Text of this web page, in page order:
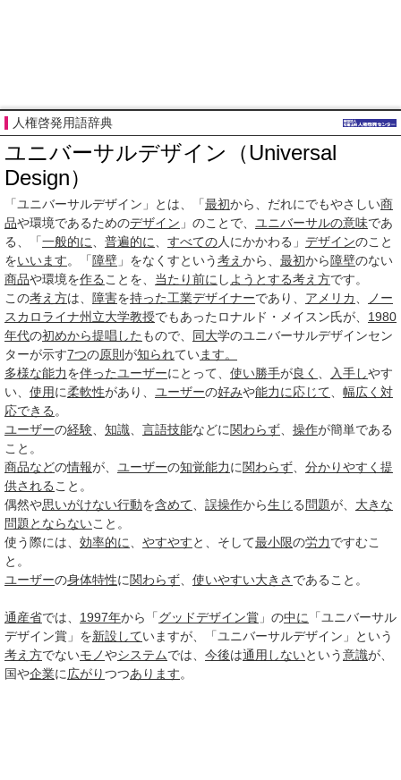
人権啓発用語辞典
ユニバーサルデザイン（Universal
Design）
「ユニバーサルデザイン」とは、「最初から、だれにでもやさしい商
品や環境であるためのデザイン 」のことで、 ユニバーサルの意味であ
る、「一般的に 普遍的に すべての人にかかわる」 デザインのこと
をいいます。「障壁 」をなくすという考え から、 最初から障壁のない
商品や環境を作る ことを、 当たり前に し ようとする考え方です。
この考え方は、 障害を持った工業デザイナーであり、 アメリカ
ノー
スカロライナ州立大学教授でもあったロナルド・メイスン氏が、 1980
年代の初めから提唱した もので、 同大学のユニバーサルデザインセン
ターが示す7つの原則 が知られています。
多様な能力を伴ったユーザーにとって、 使い勝手が良く 入手しやす
い、 使用に柔軟性があり、 ユーザーの好みや能力に応じて 幅広く 対
応できる 。
ユーザーの経験 知識 言語技能などに関わらず 操作が簡単である
こと。
商品などの情報が、 ユーザーの知覚能力に関わらず 分かりやすく 提
供される こと。
偶然や思いがけない行動を含めて 誤操作から生じる 問題が、 大きな
問題とならないこと。
使う際には、 効率的に やすやすと、そして最小限の労力ですむこ
と。
ユーザーの身体特性に関わらず 使いやすい大きさ であること。
通産省では、 1997年から「グッドデザイン賞 」の中に
「ユニバーサル
デザイン賞」を新設していますが、「ユニバーサルデザイン」という
考え方でないモノやシステムでは、 今後は通用しないという意識が、
国や企業に広がりつつあります。